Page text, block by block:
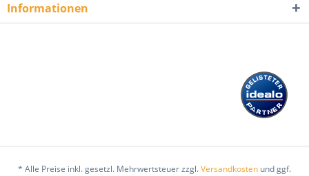
Informationen
* Alle Preise inkl. gesetzl. Mehrwertsteuer zzgl.Versandkosten und ggf.